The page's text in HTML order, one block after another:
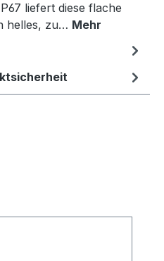
liefert diese flache
helles, zu… Mehr